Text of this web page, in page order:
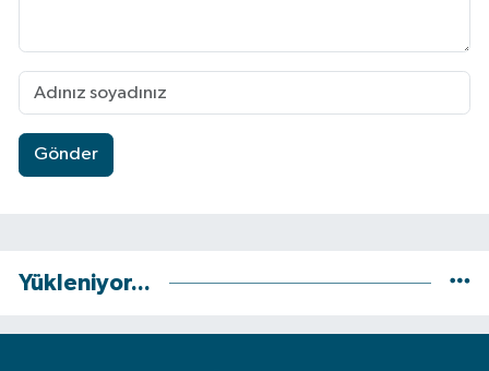
Gönder
Yükleniyor...